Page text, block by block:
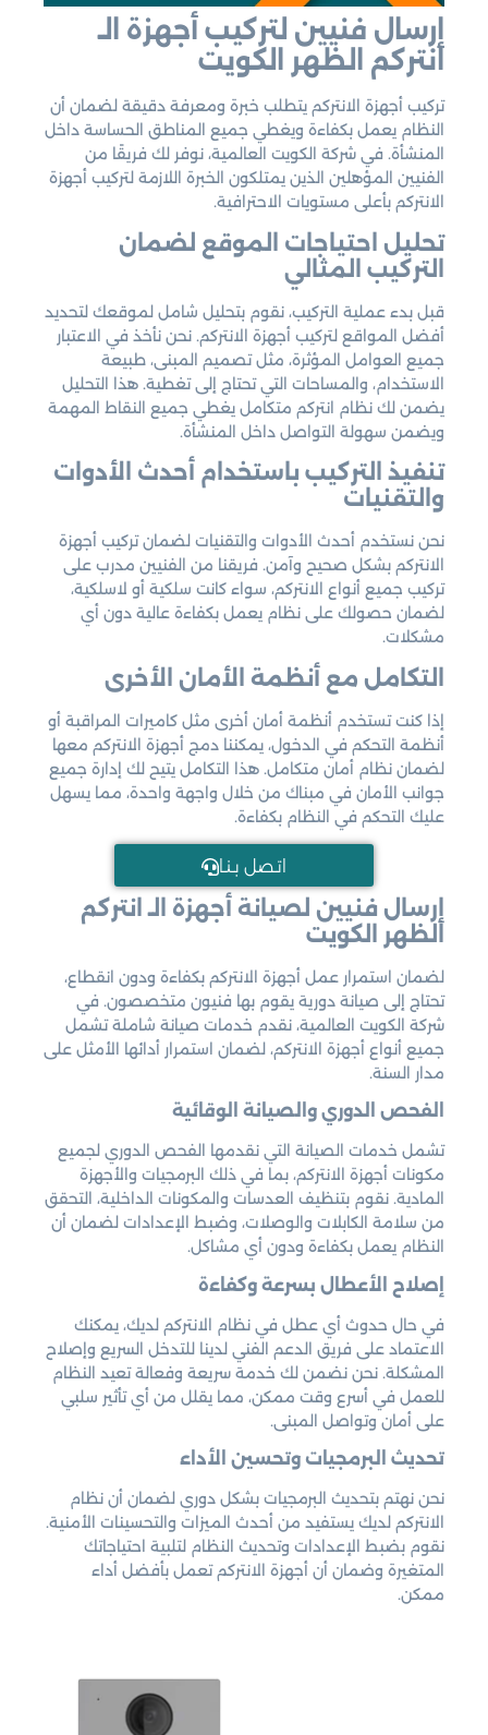
إرسال فنيين لتركيب أجهزة الـ
انتركم الظهر الكويت
تركيب أجهزة الانتركم يتطلب خبرة ومعرفة دقيقة لضمان أن
النظام يعمل بكفاءة ويغطي جميع المناطق الحساسة داخل
المنشأة. في شركة الكويت العالمية، نوفر لك فريقًا من
الفنيين المؤهلين الذين يمتلكون الخبرة اللازمة لتركيب أجهزة
الانتركم بأعلى مستويات الاحترافية.
تحليل احتياجات الموقع لضمان
التركيب المثالي
قبل بدء عملية التركيب، نقوم بتحليل شامل لموقعك لتحديد
أفضل المواقع لتركيب أجهزة الانتركم. نحن نأخذ في الاعتبار
جميع العوامل المؤثرة، مثل تصميم المبنى، طبيعة
الاستخدام، والمساحات التي تحتاج إلى تغطية. هذا التحليل
يضمن لك نظام انتركم متكامل يغطي جميع النقاط المهمة
ويضمن سهولة التواصل داخل المنشأة.
تنفيذ التركيب باستخدام أحدث الأدوات
والتقنيات
نحن نستخدم أحدث الأدوات والتقنيات لضمان تركيب أجهزة
الانتركم بشكل صحيح وآمن. فريقنا من الفنيين مدرب على
تركيب جميع أنواع الانتركم، سواء كانت سلكية أو لاسلكية،
لضمان حصولك على نظام يعمل بكفاءة عالية دون أي
مشكلات.
التكامل مع أنظمة الأمان الأخرى
إذا كنت تستخدم أنظمة أمان أخرى مثل كاميرات المراقبة أو
أنظمة التحكم في الدخول، يمكننا دمج أجهزة الانتركم معها
لضمان نظام أمان متكامل. هذا التكامل يتيح لك إدارة جميع
جوانب الأمان في مبناك من خلال واجهة واحدة، مما يسهل
عليك التحكم في النظام بكفاءة.
اتـصل بـنـا
إرسال فنيين لصيانة أجهزة الـ انتركم
الظهر الكويت
لضمان استمرار عمل أجهزة الانتركم بكفاءة ودون انقطاع،
تحتاج إلى صيانة دورية يقوم بها فنيون متخصصون. في
شركة الكويت العالمية، نقدم خدمات صيانة شاملة تشمل
جميع أنواع أجهزة الانتركم، لضمان استمرار أدائها الأمثل على
مدار السنة.
الفحص الدوري والصيانة الوقائية
تشمل خدمات الصيانة التي نقدمها الفحص الدوري لجميع
مكونات أجهزة الانتركم، بما في ذلك البرمجيات والأجهزة
المادية. نقوم بتنظيف العدسات والمكونات الداخلية، التحقق
من سلامة الكابلات والوصلات، وضبط الإعدادات لضمان أن
النظام يعمل بكفاءة ودون أي مشاكل.
إصلاح الأعطال بسرعة وكفاءة
في حال حدوث أي عطل في نظام الانتركم لديك، يمكنك
الاعتماد على فريق الدعم الفني لدينا للتدخل السريع وإصلاح
المشكلة. نحن نضمن لك خدمة سريعة وفعالة تعيد النظام
للعمل في أسرع وقت ممكن، مما يقلل من أي تأثير سلبي
على أمان وتواصل المبنى.
تحديث البرمجيات وتحسين الأداء
نحن نهتم بتحديث البرمجيات بشكل دوري لضمان أن نظام
الانتركم لديك يستفيد من أحدث الميزات والتحسينات الأمنية.
نقوم بضبط الإعدادات وتحديث النظام لتلبية احتياجاتك
المتغيرة وضمان أن أجهزة الانتركم تعمل بأفضل أداء
ممكن.